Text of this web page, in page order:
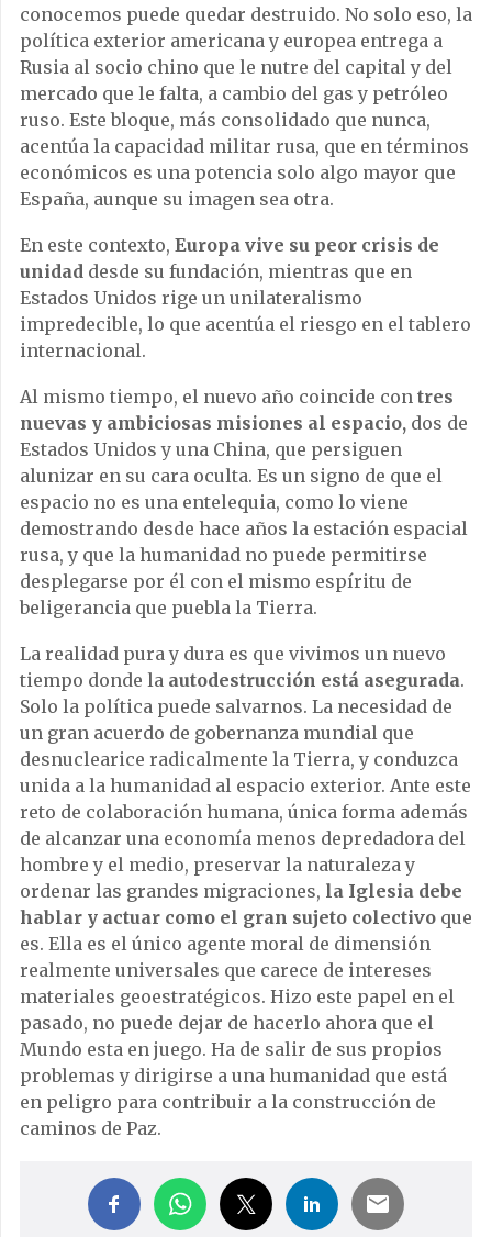
conocemos puede quedar destruido. No solo eso, la
política exterior americana y europea entrega a
Rusia al socio chino que le nutre del capital y del
mercado que le falta, a cambio del gas y petróleo
ruso. Este bloque, más consolidado que nunca,
acentúa la capacidad militar rusa, que en términos
económicos es una potencia solo algo mayor que
España, aunque su imagen sea otra.
En este contexto, Europa vive su peor crisis de
unidad desde su fundación, mientras que en
Estados Unidos rige un unilateralismo
impredecible, lo que acentúa el riesgo en el tablero
internacional.
Al mismo tiempo, el nuevo año coincide con tres
nuevas y ambiciosas misiones al espacio, dos de
Estados Unidos y una China, que persiguen
alunizar en su cara oculta. Es un signo de que el
espacio no es una entelequia, como lo viene
demostrando desde hace años la estación espacial
rusa, y que la humanidad no puede permitirse
desplegarse por él con el mismo espíritu de
beligerancia que puebla la Tierra.
La realidad pura y dura es que vivimos un nuevo
tiempo donde la autodestrucción está asegurada.
Solo la política puede salvarnos. La necesidad de
un gran acuerdo de gobernanza mundial que
desnuclearice radicalmente la Tierra, y conduzca
unida a la humanidad al espacio exterior. Ante este
reto de colaboración humana, única forma además
de alcanzar una economía menos depredadora del
hombre y el medio, preservar la naturaleza y
ordenar las grandes migraciones, la Iglesia debe
hablar y actuar como el gran sujeto colectivo que
es. Ella es el único agente moral de dimensión
realmente universales que carece de intereses
materiales geoestratégicos. Hizo este papel en el
pasado, no puede dejar de hacerlo ahora que el
Mundo esta en juego. Ha de salir de sus propios
problemas y dirigirse a una humanidad que está
en peligro para contribuir a la construcción de
caminos de Paz.